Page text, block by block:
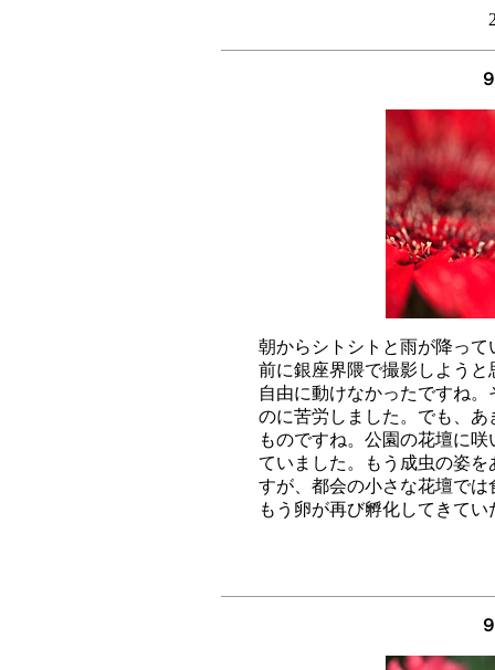
朝からシトシトと雨が降っ
前に銀座界隈で撮影しよう
自由に動けなかったですね
のに苦労しました。でも、
ものですね。公園の花壇に
ていました。もう成虫の姿
すが、都会の小さな花壇で